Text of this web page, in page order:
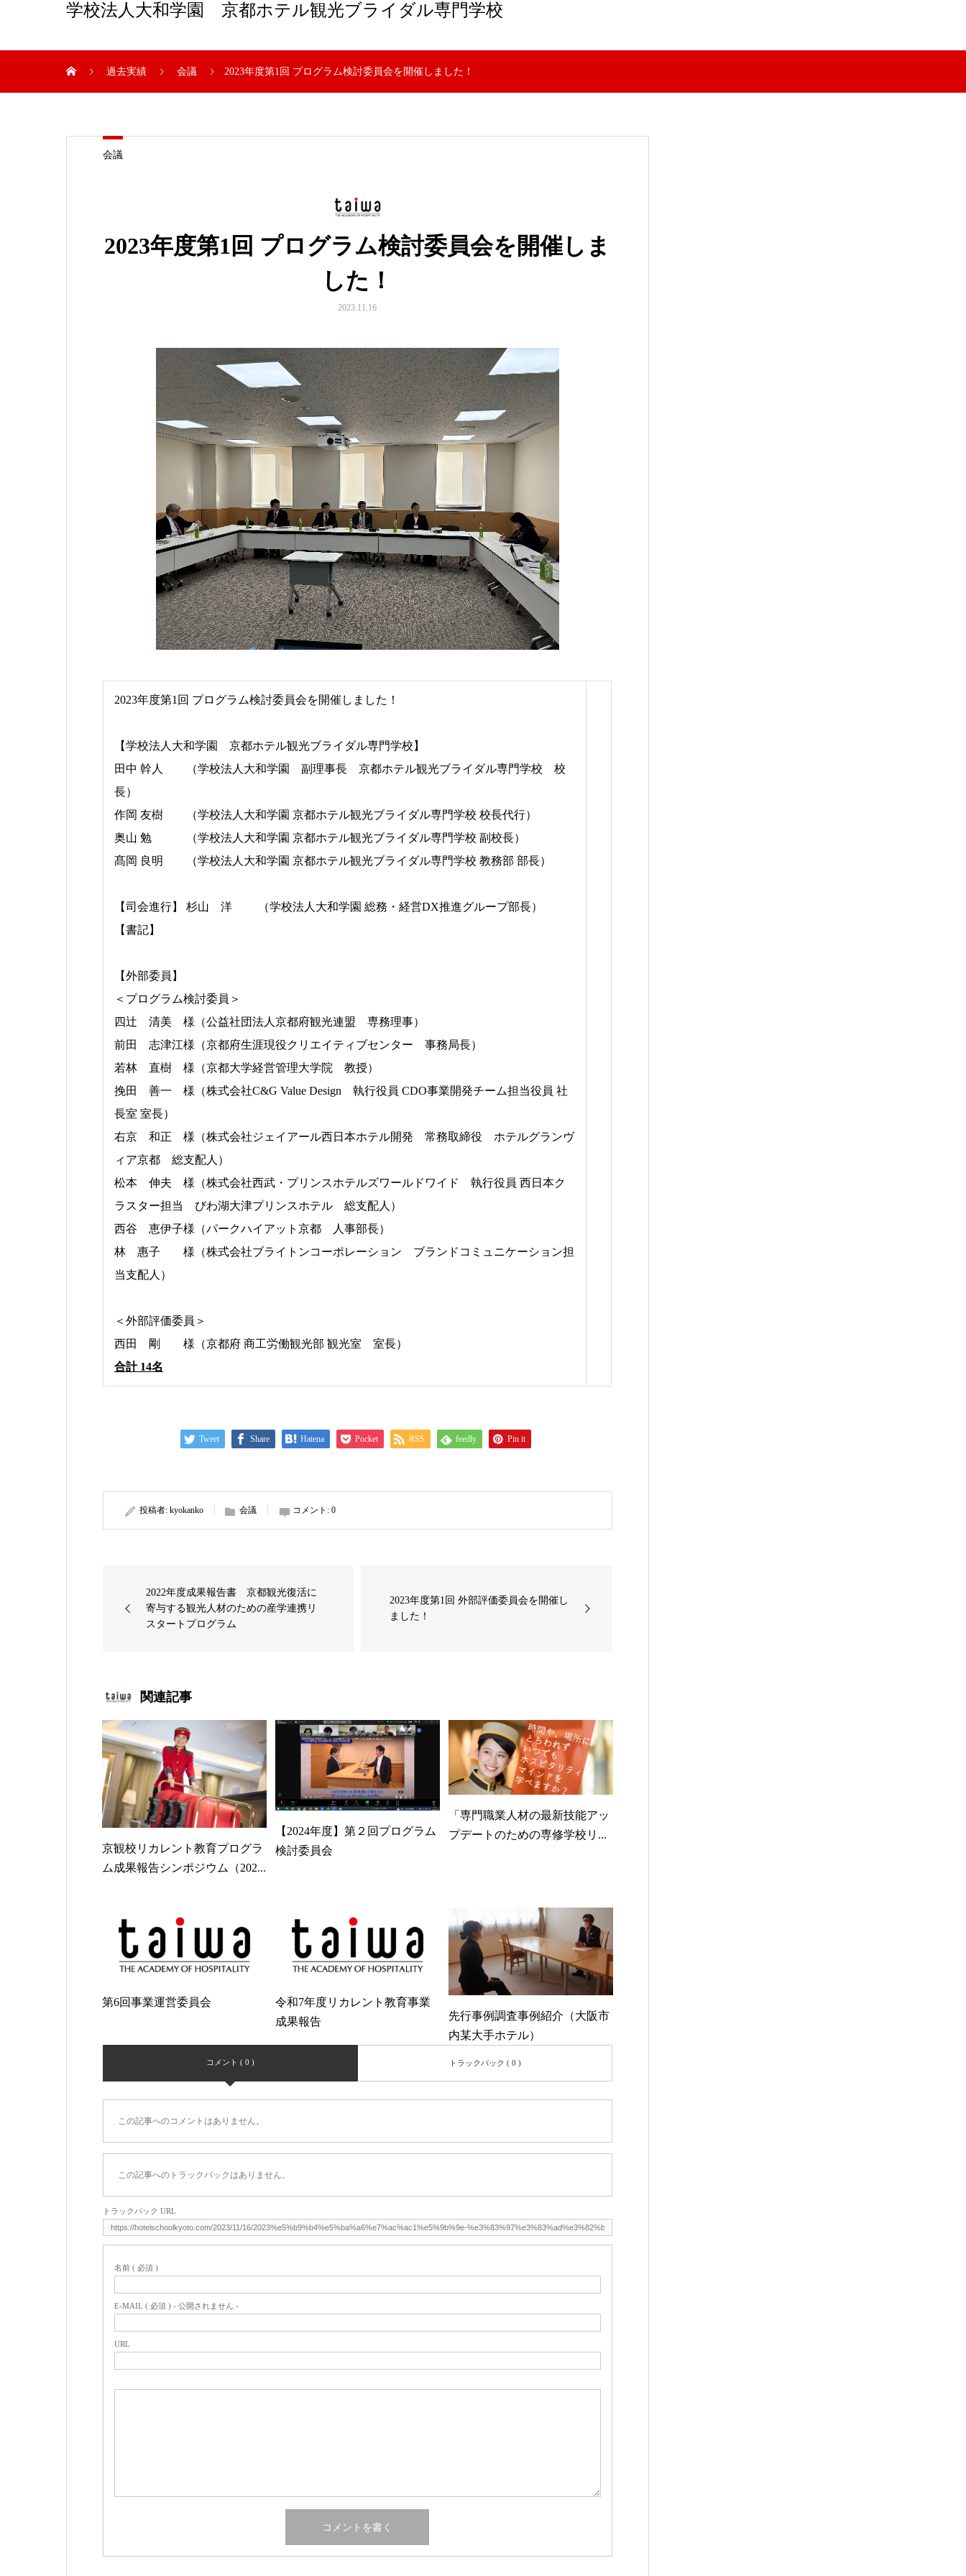
学校法人大和学園 京都ホテル観光ブライダル専門学校
過去実績 会議 2023年度第1回 プログラム検討委員会を開催しました！
会議
2023年度第1回 プログラム検討委員会を開催しま
した！
2023.11.16
2023年度第1回 プログラム検討委員会を開催しました！
【学校法人大和学園 京都ホテル観光ブライダル専門学校】
田中 幹人 （学校法人大和学園 副理事長 京都ホテル観光ブライダル専門学校 校
長）
作岡 友樹 （学校法人大和学園 京都ホテル観光ブライダル専門学校 校長代行）
奥山 勉 （学校法人大和学園 京都ホテル観光ブライダル専門学校 副校長）
髙岡 良明 （学校法人大和学園 京都ホテル観光ブライダル専門学校 教務部 部長）
【司会進行】 杉山 洋 （学校法人大和学園 総務・経営DX推進グループ部長）
【書記】
【外部委員】
＜プログラム検討委員＞
四辻 清美 様（公益社団法人京都府観光連盟 専務理事）
前田 志津江様（京都府生涯現役クリエイティブセンター 事務局長）
若林 直樹 様（京都大学経営管理大学院 教授）
挽田 善一 様（株式会社C&G Value Design 執行役員 CDO事業開発チーム担当役員 社
長室 室長）
右京 和正 様（株式会社ジェイアール西日本ホテル開発 常務取締役 ホテルグランヴ
ィア京都 総支配人）
松本 伸夫 様（株式会社西武・プリンスホテルズワールドワイド 執行役員 西日本ク
ラスター担当 びわ湖大津プリンスホテル 総支配人）
西谷 恵伊子様（パークハイアット京都 人事部長）
林 惠子 様（株式会社ブライトンコーポレーション ブランドコミュニケーション担
当支配人）
＜外部評価委員＞
西田 剛 様（京都府 商工労働観光部 観光室 室長）
合計 14名
Tweet Share Hatena Pocket RSS feedly Pin it
投稿者: kyokanko 会議 コメント: 0
2022年度成果報告書 京都観光復活に
寄与する観光人材のための産学連携リ
スタートプログラム
2023年度第1回 外部評価委員会を開催し
ました！
関連記事
京観校リカレント教育プログラ
ム成果報告シンポジウム（202...
【2024年度】第２回プログラム
検討委員会
「専門職業人材の最新技能アッ
プデートのための専修学校リ...
第6回事業運営委員会
令和7年度リカレント教育事業
成果報告
先行事例調査事例紹介（大阪市
内某大手ホテル）
コメント ( 0 ) トラックバック ( 0 )
この記事へのコメントはありません。
この記事へのトラックバックはありません。
トラックバック URL
名前 ( 必須 )
E-MAIL ( 必須 ) - 公開されません -
URL